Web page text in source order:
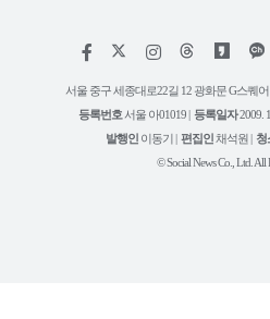
페
스
인
타
램
서울 중구 세종대로22길 12 광화문 G스퀘
등록번호 서울 아01019 | 등록일자2009.
발행인 이동기 | 편집인채석원 | 청
© Social News Co., Ltd. All